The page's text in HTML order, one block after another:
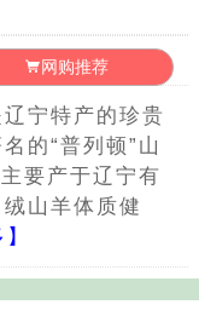
网购推荐
宁特产的珍贵
的“普列顿”山
要产于辽宁有
山羊体质健